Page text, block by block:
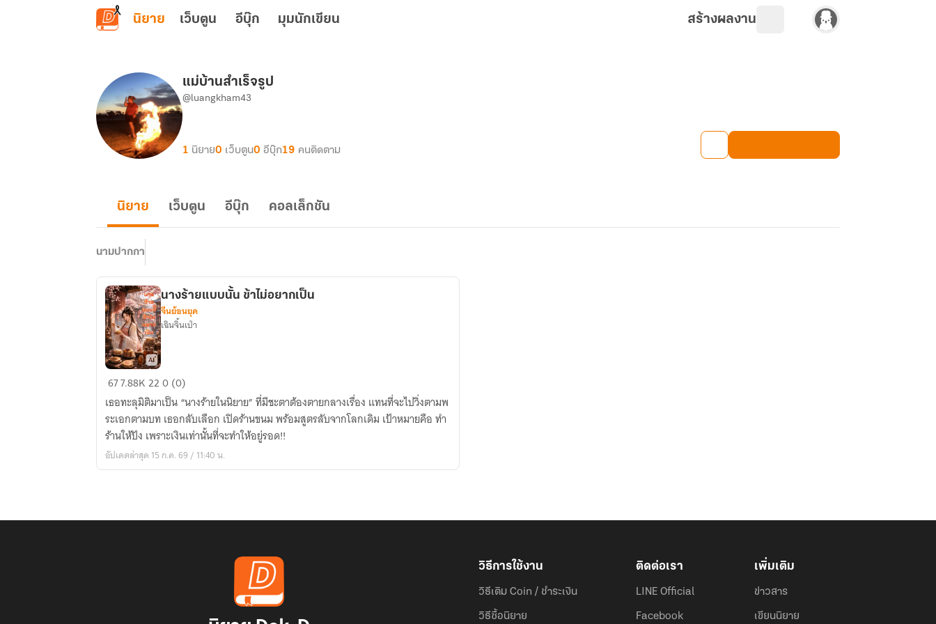
ข้ามไปยังเนื้อหาหลัก
นิยาย เว็บตูน อีบุ๊ก มุมนักเขียน สร้างผลงาน
แม่บ้านสำเร็จรูป
@luangkham43
1 นิยาย0 เว็บตูน0 อีบุ๊ก19 คนติดตาม
นิยาย เว็บตูน อีบุ๊ก คอลเล็กชัน
นามปากกา
นาง
แบบ
นั้น
ข้า
ไม่
นางร้ายแบบนั้น ข้าไม่อยากเป็น
จีนย้อนยุค
เฉินจิ้นเป่า
677.88K220 (0)
เธอทะลุมิติมาเป็น “นางร้ายในนิยาย” ที่มีชะตาต้องตายกลางเรื่อง แทนที่จะไปวิ่งตามพ
ระเอกตามบท เธอกลับเลือก เปิดร้านขนม พร้อมสูตรลับจากโลกเดิม เป้าหมายคือ ทำ
ร้านให้ปัง เพราะเงินเท่านั้นที่จะทำให้อยู่รอด!!
อัปเดตล่าสุด 15 ก.ค. 69 / 11:40 น.
วิธีการใช้งาน
วิธีเติม Coin / ชำระเงิน
วิธีซื้อนิยาย
ติดต่อเรา
LINE Official
Facebook
เพิ่มเติม
ข่าวสาร
เขียนนิยาย